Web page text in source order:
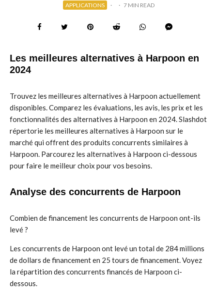
APPLICATIONS · · 7 MIN READ
Les meilleures alternatives à Harpoon en
2024
Trouvez les meilleures alternatives à Harpoon actuellement
disponibles. Comparez les évaluations, les avis, les prix et les
fonctionnalités des alternatives à Harpoon en 2024. Slashdot
répertorie les meilleures alternatives à Harpoon sur le
marché qui offrent des produits concurrents similaires à
Harpoon. Parcourez les alternatives à Harpoon ci-dessous
pour faire le meilleur choix pour vos besoins.
Analyse des concurrents de Harpoon
Combien de financement les concurrents de Harpoon ont-ils
levé ?
Les concurrents de Harpoon ont levé un total de 284 millions
de dollars de financement en 25 tours de financement. Voyez
la répartition des concurrents financés de Harpoon ci-
dessous.